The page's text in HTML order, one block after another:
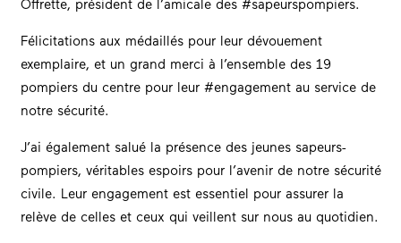
Offrette, président de l’amicale des #sapeurspompiers.
Félicitations aux médaillés pour leur dévouement
exemplaire, et un grand merci à l’ensemble des 19
pompiers du centre pour leur #engagement au service de
notre sécurité.
J’ai également salué la présence des jeunes sapeurs-
pompiers, véritables espoirs pour l’avenir de notre sécurité
civile. Leur engagement est essentiel pour assurer la
relève de celles et ceux qui veillent sur nous au quotidien.